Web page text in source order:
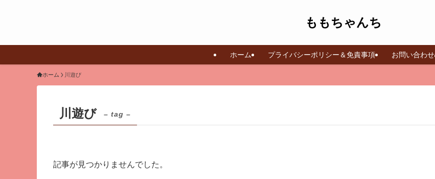
ももちゃんち
ホーム プライバシーポリシー＆免責事項 お問い合わせ
ホーム 川遊び
川遊び – tag –
記事が見つかりませんでした。